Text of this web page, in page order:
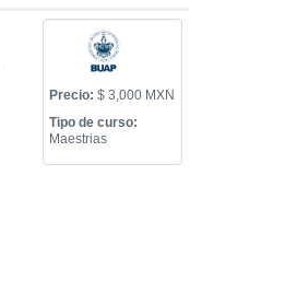
Precio: $ 3,000 MXN
Tipo de curso:
Maestrias